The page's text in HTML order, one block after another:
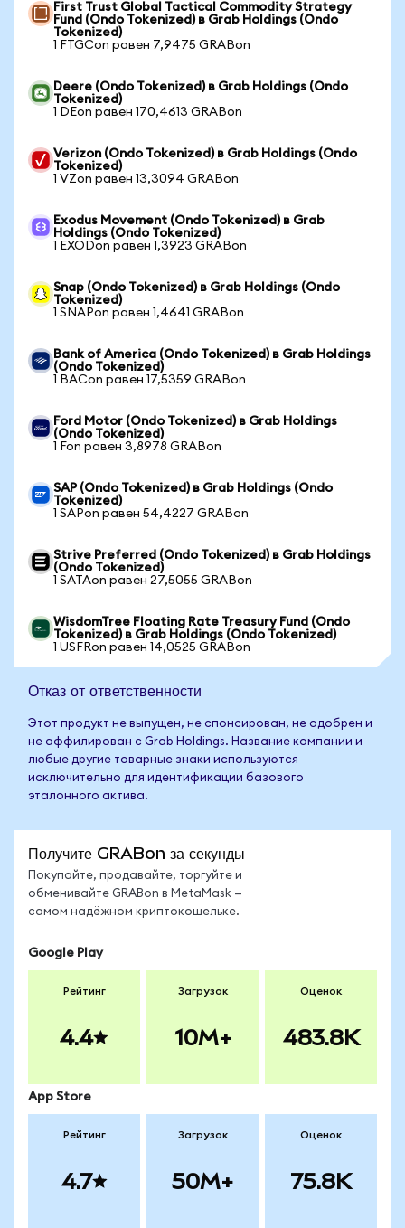
First Trust Global Tactical Commodity Strategy
Fund (Ondo Tokenized) в Grab Holdings (Ondo
Tokenized)
1 FTGCon равен 7,9475 GRABon
Deere (Ondo Tokenized) в Grab Holdings (Ondo
Tokenized)
1 DEon равен 170,4613 GRABon
Verizon (Ondo Tokenized) в Grab Holdings (Ondo
Tokenized)
1 VZon равен 13,3094 GRABon
Exodus Movement (Ondo Tokenized) в Grab
Holdings (Ondo Tokenized)
1 EXODon равен 1,3923 GRABon
Snap (Ondo Tokenized) в Grab Holdings (Ondo
Tokenized)
1 SNAPon равен 1,4641 GRABon
Bank of America (Ondo Tokenized) в Grab Holdings
(Ondo Tokenized)
1 BACon равен 17,5359 GRABon
Ford Motor (Ondo Tokenized) в Grab Holdings
(Ondo Tokenized)
1 Fon равен 3,8978 GRABon
SAP (Ondo Tokenized) в Grab Holdings (Ondo
Tokenized)
1 SAPon равен 54,4227 GRABon
Strive Preferred (Ondo Tokenized) в Grab Holdings
(Ondo Tokenized)
1 SATAon равен 27,5055 GRABon
WisdomTree Floating Rate Treasury Fund (Ondo
Tokenized) в Grab Holdings (Ondo Tokenized)
1 USFRon равен 14,0525 GRABon
Отказ от ответственности
Этот продукт не выпущен, не спонсирован, не одобрен и
не аффилирован с Grab Holdings. Название компании и
любые другие товарные знаки используются
исключительно для идентификации базового
эталонного актива.
Получите GRABon за секунды
Покупайте, продавайте, торгуйте и
обменивайте GRABon в MetaMask —
самом надёжном криптокошельке.
Google Play
Рейтинг
4.4
Загрузок
10M+
Оценок
483.8K
App Store
Рейтинг
4.7
Загрузок
50M+
Оценок
75.8K